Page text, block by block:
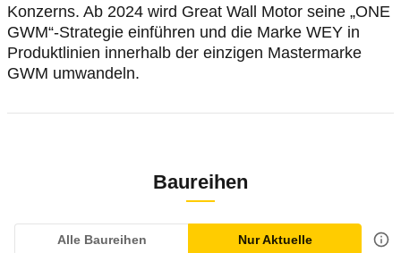
Konzerns. Ab 2024 wird Great Wall Motor seine „ONE
GWM“-Strategie einführen und die Marke WEY in
Produktlinien innerhalb der einzigen Mastermarke
GWM umwandeln.
Baureihen
Alle Baureihen Nur Aktuelle